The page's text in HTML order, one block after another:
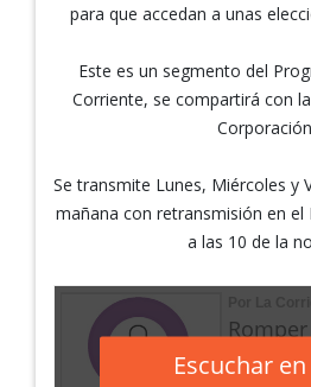
para que accedan a unas
Este es un segmento del
Corriente, se compartirá con
Se transmite Lunes, Miércoles y
mañana con retransmisión en
a las 10 de la